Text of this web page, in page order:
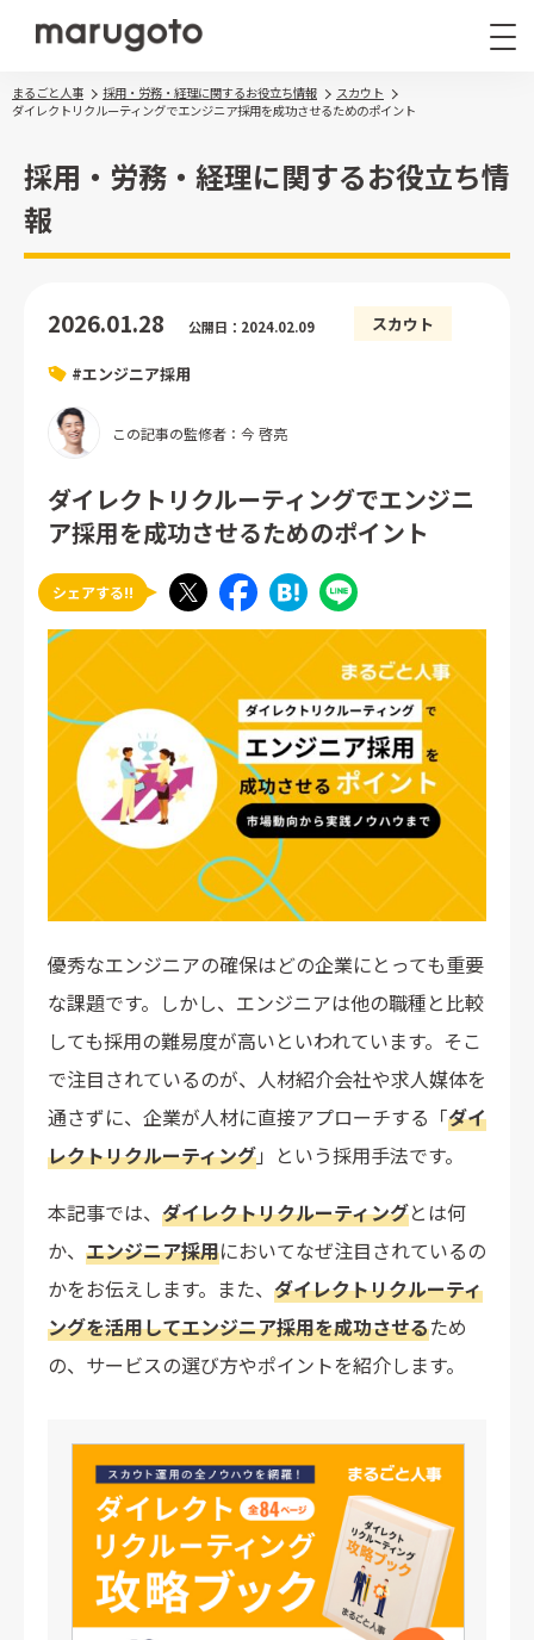
その他サービス
お役立ち情報
ナレッジ資料
ウェビナー
まるごと人事 採用・労務・経理に関するお役立ち情報
スカウト
ダイレクトリクルーティングでエンジニア採用を成功させるためのポイント
採用・労務・経理に関するお役立ち情
報
2026.01.28 公開日：2024.02.09 スカウト
#エンジニア採用
この記事の監修者：今 啓亮
ダイレクトリクルーティングでエンジニ
ア採用を成功させるためのポイント
シェアする!!
優秀なエンジニアの確保はどの企業にとっても重要
な課題です。しかし、エンジニアは他の職種と比較
しても採用の難易度が高いといわれています。そこ
で注目されているのが、人材紹介会社や求人媒体を
通さずに、企業が人材に直接アプローチする「ダイ
レクトリクルーティング」という採用手法です。
本記事では、 ダイレクトリクルーティングとは何
か、 エンジニア採用においてなぜ注目されているの
かをお伝えします。また、 ダイレクトリクルーティ
ングを活用してエンジニア採用を成功させるため
の、サービスの選び方やポイントを紹介します。